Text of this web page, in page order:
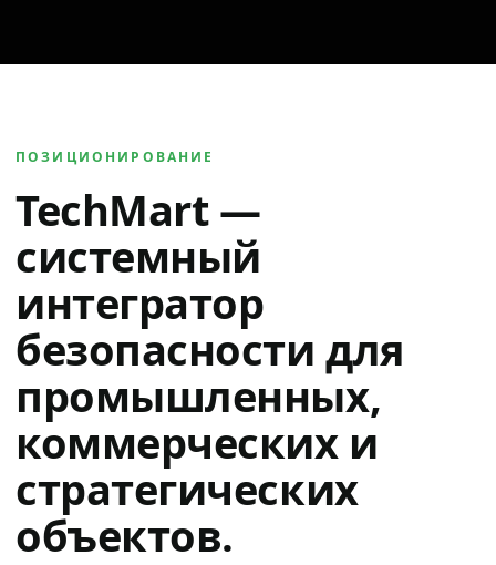
ПОЗИЦИОНИРОВАНИЕ
TechMart —
системный
интегратор
безопасности для
промышленных,
коммерческих и
стратегических
объектов.